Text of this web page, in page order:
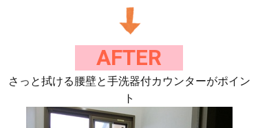
AFTER
さっと拭ける腰壁と手洗器付カウンターがポイン
ト